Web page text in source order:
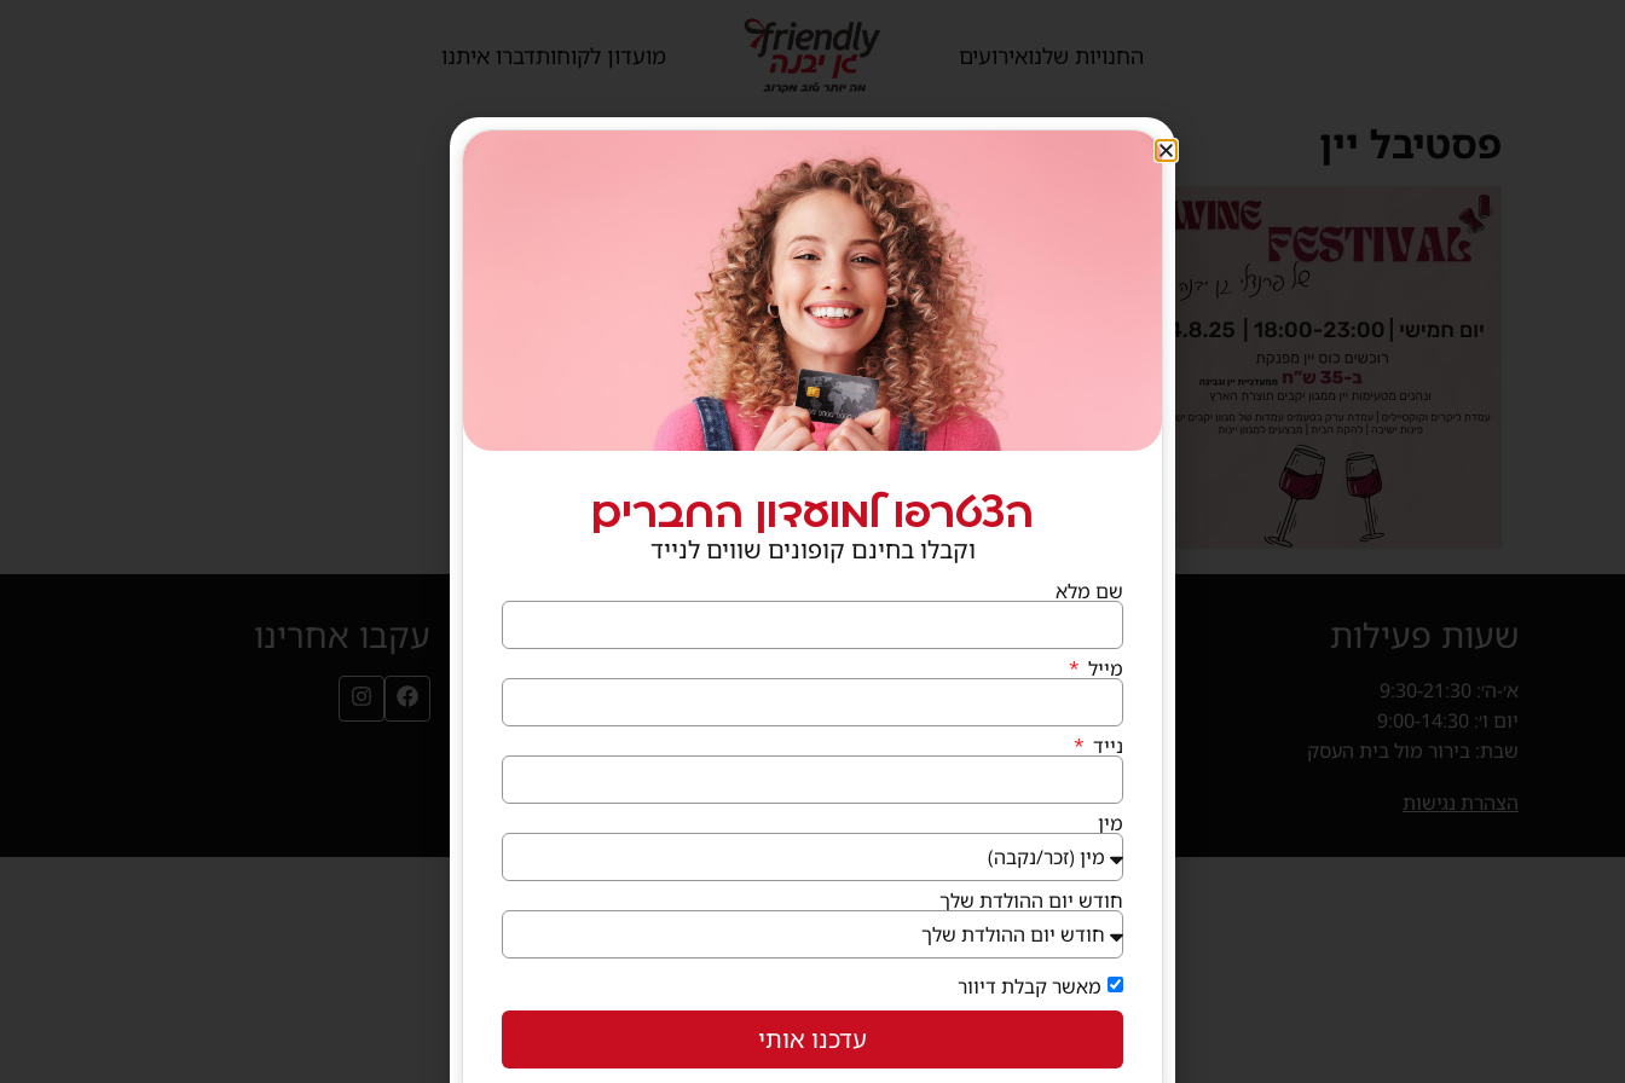
החנויות שלנואירועים מועדון לקוחותדברו איתנו
פסטיבל יין
שעות פעילות
א׳-ה׳: 9:30-21:30
יום ו׳: 9:00-14:30
שבת: בירור מול בית העסק
הצהרת נגישות
איך מגיעים
קניון פרנדלי גן יבנה, המגינים 56
חנייה במקום ללא עלות
(נפתח בחלון חדש)
עקבו אחרינו
עמוד הפייסבוק שלנו (נפתח בחלון חדש)
עמוד האינסטגרם שלנו (נפתח בחלון
הצטרפו למועדון החברים
וקבלו בחינם קופונים שווים לנייד
שם מלא
מייל
נייד
מין
חודש יום ההולדת שלך
מאשר קבלת דיוור
עדכנו אותי